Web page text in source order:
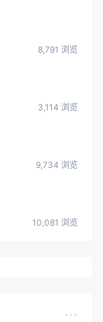
8,791 浏览
3,114 浏览
9,734 浏览
10,081 浏览